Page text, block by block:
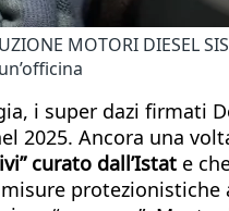
MOTORI DIESEL
i super dazi firmati
2025. Ancora una
curato dall’Istat e
protezionistiche